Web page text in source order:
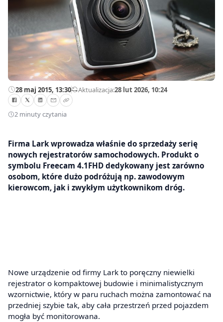
28 maj 2015, 13:30—Aktualizacja:28 lut 2026, 10:24
2 minuty czytania
Firma Lark wprowadza właśnie do sprzedaży serię
nowych rejestratorów samochodowych. Produkt o
symbolu Freecam 4.1FHD dedykowany jest zarówno
osobom, które dużo podróżują np. zawodowym
kierowcom, jak i zwykłym użytkownikom dróg.
Nowe urządzenie od firmy Lark to poręczny niewielki
rejestrator o kompaktowej budowie i minimalistycznym
wzornictwie, który w paru ruchach można zamontować na
przedniej szybie tak, aby cała przestrzeń przed pojazdem
mogła być monitorowana.